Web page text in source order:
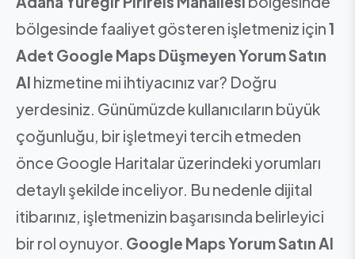
bölgesinde faaliyet gösteren işletmeniz için1
Adet Google Maps Düşmeyen Yorum Satın
Al hizmetine mi ihtiyacınız var? Doğru
yerdesiniz. Günümüzde kullanıcıların büyük
çoğunluğu, bir işletmeyi tercih etmeden
önce Google Haritalar üzerindeki yorumları
detaylı şekilde inceliyor. Bu nedenle dijital
itibarınız, işletmenizin başarısında belirleyici
bir rol oynuyor. Google Maps Yorum Satın Al